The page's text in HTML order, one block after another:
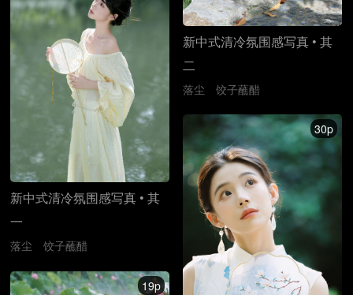
新中式清冷氛围感写真 • 其
二
落尘 饺子蘸醋
新中式清冷氛围感写真 • 其
一
落尘 饺子蘸醋
30p
19p